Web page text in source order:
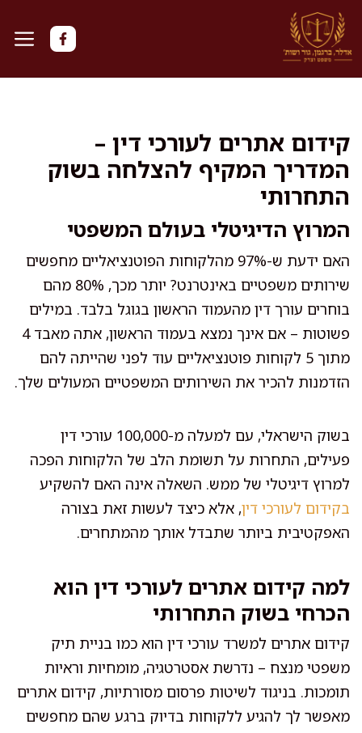
לדלג
לתוכן
קידום אתרים לעורכי דין –
המדריך המקיף להצלחה בשוק
התחרותי
המרוץ הדיגיטלי בעולם המשפטי
האם ידעת ש-97% מהלקוחות הפוטנציאליים מחפשים
שירותים משפטיים באינטרנט? יותר מכך, 80% מהם
בוחרים עורך דין מהעמוד הראשון בגוגל בלבד. במילים
פשוטות – אם אינך נמצא בעמוד הראשון, אתה מאבד 4
מתוך 5 לקוחות פוטנציאליים עוד לפני שהייתה להם
הזדמנות להכיר את השירותים המשפטיים המעולים שלך.
בשוק הישראלי, עם למעלה מ-100,000 עורכי דין
פעילים, התחרות על תשומת הלב של הלקוחות הפכה
למרוץ דיגיטלי של ממש. השאלה אינה האם להשקיע
בקידום לעורכי דין, אלא כיצד לעשות זאת בצורה
האפקטיבית ביותר שתבדל אותך מהמתחרים.
למה קידום אתרים לעורכי דין הוא
הכרחי בשוק התחרותי
קידום אתרים למשרד עורכי דין הוא כמו בניית תיק
משפטי מנצח – נדרשת אסטרטגיה, מומחיות וראיות
תומכות. בניגוד לשיטות פרסום מסורתיות, קידום אתרים
מאפשר לך להגיע ללקוחות בדיוק ברגע שהם מחפשים